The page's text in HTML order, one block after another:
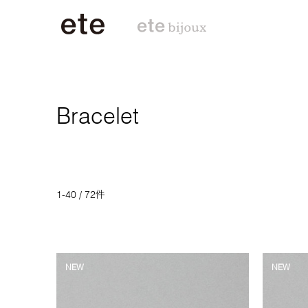
Bracelet
1-40 / 72件
NEW NEW